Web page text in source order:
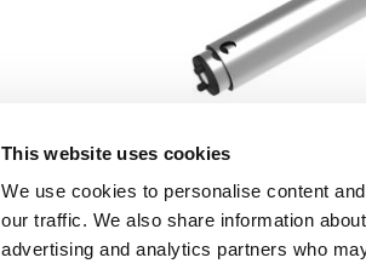
This website uses cookies
We use cookies to personalise content
our traffic. We also share information
advertising and analytics partners who